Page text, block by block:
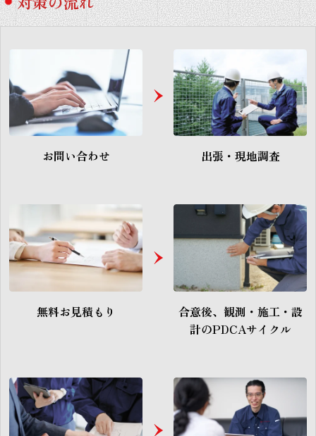
お問い合わせ 出張・現地調査
無料お見積もり 合意後、観測・施工・ 設
計のPDCAサイクル